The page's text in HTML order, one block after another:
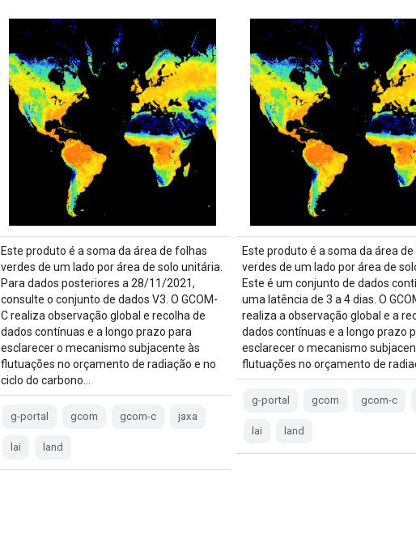
Este produto é a soma da área de folhas
verdes de um lado por área de solo unitária.
Para dados posteriores a 28/11/2021,
consulte o conjunto de dados V3. O GCOM-
C realiza observação global e recolha de
dados contínuas e a longo prazo para
esclarecer o mecanismo subjacente às
flutuações no orçamento de radiação e no
ciclo do carbono…
g-portal gcom gcom-c jaxa
lai land
Este produto é a soma da área
verdes de um lado por área de
Este é um conjunto de dados
uma latência de 3 a 4 dias. O
realiza a observação global e a
dados contínuas e a longo prazo
esclarecer o mecanismo
flutuações no orçamento de
g-portal gcom gcom-c
lai land